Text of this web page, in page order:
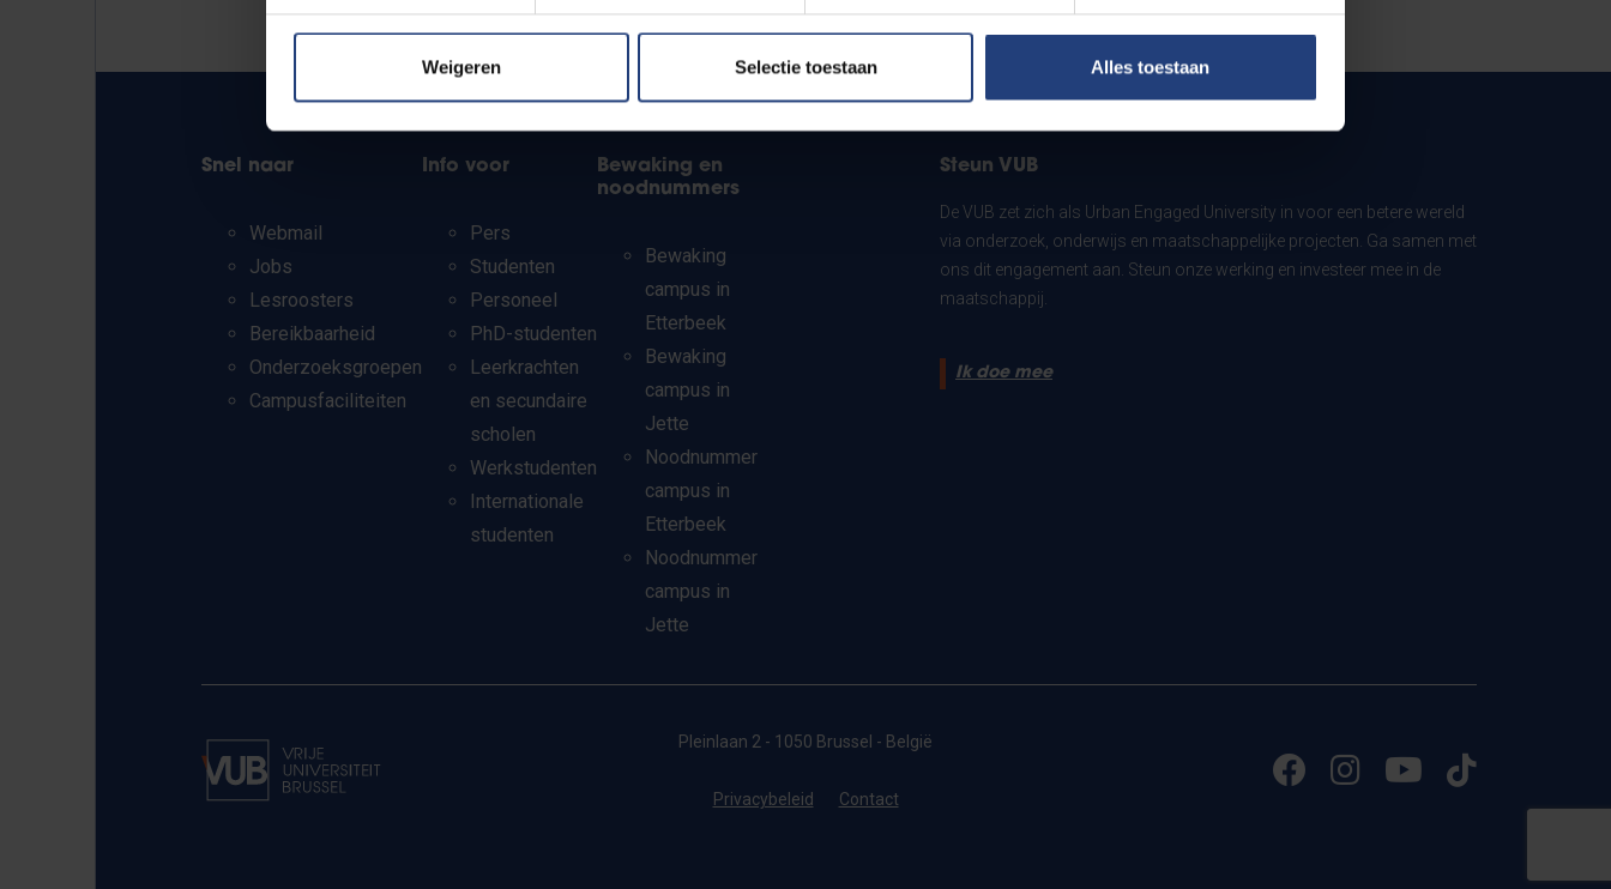
Weigeren Selectie toestaan Alles toestaan
Snel naar
Webmail
Jobs
Lesroosters
Bereikbaarheid
Onderzoeksgroepen
Campusfaciliteiten
Info voor
Pers
Studenten
Personeel
PhD-studenten
Leerkrachten
en secundaire
scholen
Werkstudenten
Internationale
studenten
Bewaking en
noodnummers
Bewaking
campus in
Etterbeek
Bewaking
campus in
Jette
Noodnummer
campus in
Etterbeek
Noodnummer
campus in
Jette
Steun VUB
De VUB zet zich als Urban Engaged University in voor een betere wereld
via onderzoek, onderwijs en maatschappelijke projecten. Ga samen met
ons dit engagement aan. Steun onze werking en investeer mee in de
maatschappij.
Ik doe mee
Pleinlaan 2 - 1050 Brussel - België
Privacybeleid Contact